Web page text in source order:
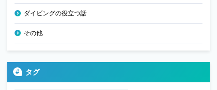
ダイビングの役立つ話
その他
タグ